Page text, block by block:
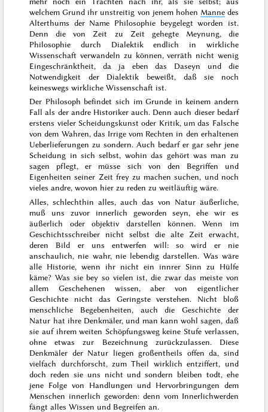
welchem Grund ihr unstreitig von jenem hohen Mannedes
Alterthums der Name Philosophie beygelegt worden ist.
Denn die von Zeit zu Zeit gehegte Meynung, die
Philosophie durch Dialektik endlich in wirkliche
Wissenschaft verwandeln zu können, verräth nicht wenig
Eingeschränktheit,da ja eben das Daseyn und die
Notwendigkeit der Dialektik beweißt, daß sie noch
keineswegs wirkliche Wissenschaft ist.
Der Philosoph befindet sich im Grunde in keinem andern
Fall als der andre Historiker auch. Denn auch dieser bedarf
erstens vieler Scheidungskunst oder Kritik, um das Falsche
von dem Wahren, das Irrige vom Rechten in den erhaltenen
Ueberlieferungen zu sondern. Auch bedarf er gar sehr jene
Scheidung in sich selbst, wohin das gehört was man zu
sagen pflegt, er müsse sich von den Begriffen und
Eigenheiten seiner Zeit frey zu machen suchen, und noch
vieles andre, wovon hier zu reden zu weitläuftig wäre.
Alles, schlechthin alles, auch das von Natur äußerliche,
muß uns zuvor innerlich geworden seyn, ehe wir es
äußerlich oder objektiv darstellen können. Wenn im
Geschichtsschreiber nicht selbst die alte Zeit erwacht,
deren Bild er uns entwerfen will: so wird er nie
anschaulich, nie wahr, nie lebendig darstellen. Was wäre
alle Historie, wenn ihr nicht ein innrer Sinn zu Hülfe
käme? Was sie bey so vielen ist, die zwar das meiste von
allem Geschehenen wissen, aber von eigentlicher
Geschichte nicht das Geringste verstehen. Nicht bloß
menschliche Begebenheiten, auch die Geschichte der
Natur hat ihre Denkmäler, und man kann wohl sagen, daß
sie auf ihrem weiten Schöpfungsweg keine Stufe verlassen,
ohne etwas zur Bezeichnung zurückzulassen. Diese
Denkmäler der Natur liegen großentheils offen da, sind
vielfach durchforscht, zum Theil wirklich entziffert, und
doch reden sie uns nicht und sondern bleiben todt, ehe
jene Folge von Handlungen und Hervorbringungen dem
Menschen innerlich geworden: denn vom Innerlichwerden
fängt alles Wissen und Begreifen an.